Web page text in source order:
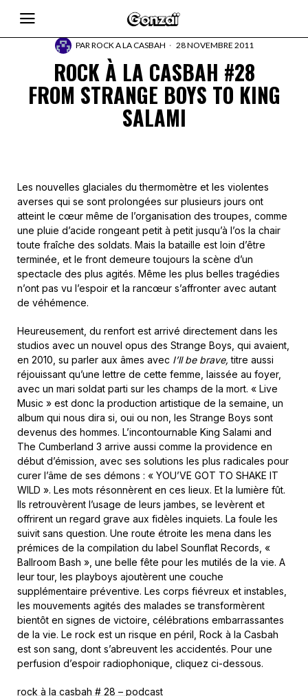
PARROCK A LA CASBAH 28 NOVEMBRE 2011
ROCK À LA CASBAH #28
FROM STRANGE BOYS TO KING
SALAMI
Les nouvelles glaciales du thermomètre et les violentes
averses qui se sont prolongées sur plusieurs jours ont
atteint le cœur même de l’organisation des troupes, comme
une pluie d’acide rongeant petit à petit jusqu’à l’os la chair
toute fraîche des soldats. Mais la bataille est loin d’être
terminée, et le front demeure toujours la scène d’un
spectacle des plus agités. Même les plus belles tragédies
n’ont pas vu l’espoir et la rancœur s’affronter avec autant
de véhémence.
Heureusement, du renfort est arrivé directement dans les
studios avec un nouvel opus des Strange Boys, qui avaient,
en 2010, su parler aux âmes avec I’ll be brave, titre aussi
réjouissant qu’une lettre de cette femme, laissée au foyer,
avec un mari soldat parti sur les champs de la mort. « Live
Music » est donc la production artistique de la semaine, un
album qui nous dira si, oui ou non, les Strange Boys sont
devenus des hommes. L’incontournable King Salami and
The Cumberland 3 arrive aussi comme la providence en
début d’émission, avec ses solutions les plus radicales pour
curer l’âme de ses démons : « YOU’VE GOT TO SHAKE IT
WILD ». Les mots résonnèrent en ces lieux. Et la lumière fût.
Ils retrouvèrent l’usage de leurs jambes, se levèrent et
offrirent un regard grave aux fidèles inquiets. La foule les
suivit sans question. Une route étroite les mena dans les
prémices de la compilation du label Sounflat Records, «
Ballroom Bash », une belle fête pour les mutilés de la vie. A
leur tour, les playboys ajoutèrent une couche
supplémentaire préventive. Les corps fiévreux et instables,
les mouvements agités des malades se transformèrent
bientôt en signes de victoire, célébrations embarrassantes
de la vie. Le rock est un risque en péril, Rock à la Casbah
est son sang, dont s’abreuvent les accidentés. Pour une
perfusion d’espoir radiophonique, cliquez ci-dessous.
rock à la casbah # 28 – podcast